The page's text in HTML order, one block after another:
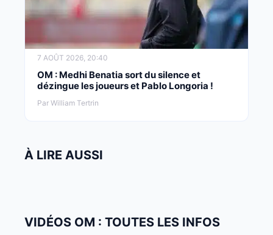
7 AOÛT 2026, 20:40
OM : Medhi Benatia sort du silence et
dézingue les joueurs et Pablo Longoria !
Par William Tertrin
À LIRE AUSSI
VIDÉOS OM : TOUTES LES INFOS